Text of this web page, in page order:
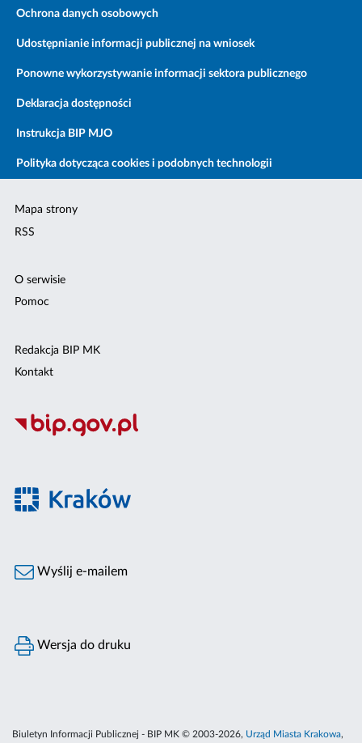
Ochrona danych osobowych
Udostępnianie informacji publicznej na wniosek
Ponowne wykorzystywanie informacji sektora publicznego
Deklaracja dostępności
Instrukcja BIP MJO
Polityka dotycząca cookies i podobnych technologii
Mapa strony
RSS
O serwisie
Pomoc
Redakcja BIP MK
Kontakt
Wyślij e-mailem
Wersja do druku
Biuletyn Informacji Publicznej - BIP MK © 2003-2026, Urząd Miasta Krakowa,